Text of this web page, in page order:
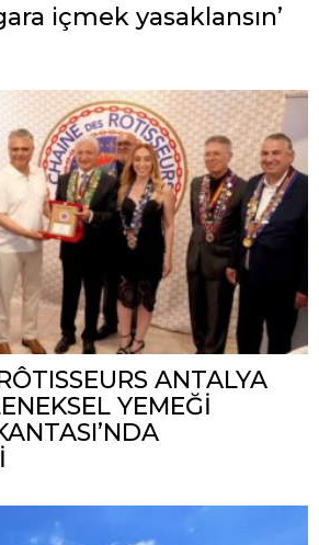
içmek yasaklansın’
ANTALYA
YEMEĞİ